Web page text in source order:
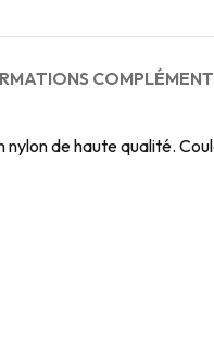
de haute qualité.